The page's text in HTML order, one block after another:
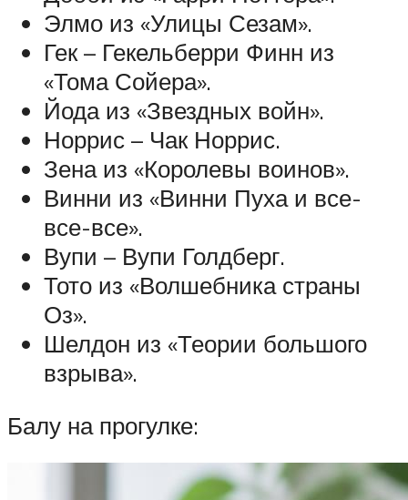
Элмо из «Улицы Сезам».
Гек – Гекельберри Финн из
«Тома Сойера».
Йода из «Звездных войн».
Норрис – Чак Норрис.
Зена из «Королевы воинов».
Винни из «Винни Пуха и все-
все-все».
Вупи – Вупи Голдберг.
Тото из «Волшебника страны
Оз».
Шелдон из «Теории большого
взрыва».
Балу на прогулке: